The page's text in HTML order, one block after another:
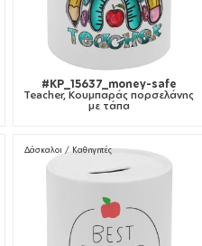
#KP_15637_money-safe
Teacher, Κουμπαράς πορσελάνης
με τάπα
Δάσκαλοι / Καθηγητές